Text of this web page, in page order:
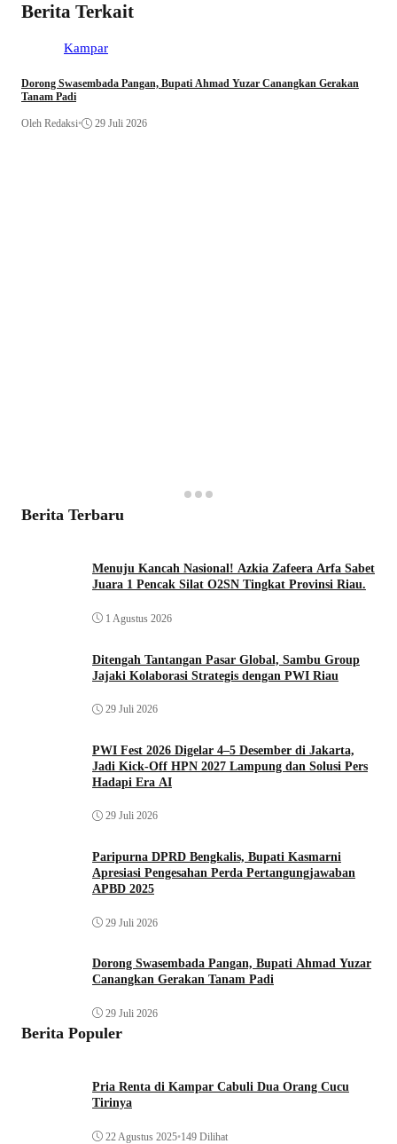
Berita Terkait
Kampar
Dorong Swasembada Pangan, Bupati Ahmad Yuzar Canangkan Gerakan
Tanam Padi
Oleh Redaksi• 29 Juli 2026
Berita Terbaru
Menuju Kancah Nasional! Azkia Zafeera Arfa Sabet
Juara 1 Pencak Silat O2SN Tingkat Provinsi Riau.
1 Agustus 2026
Ditengah Tantangan Pasar Global, Sambu Group
Jajaki Kolaborasi Strategis dengan PWI Riau
29 Juli 2026
PWI Fest 2026 Digelar 4–5 Desember di Jakarta,
Jadi Kick-Off HPN 2027 Lampung dan Solusi Pers
Hadapi Era AI
29 Juli 2026
Paripurna DPRD Bengkalis, Bupati Kasmarni
Apresiasi Pengesahan Perda Pertangungjawaban
APBD 2025
29 Juli 2026
Dorong Swasembada Pangan, Bupati Ahmad Yuzar
Canangkan Gerakan Tanam Padi
29 Juli 2026
Berita Populer
Pria Renta di Kampar Cabuli Dua Orang Cucu
Tirinya
22 Agustus 2025•149 Dilihat